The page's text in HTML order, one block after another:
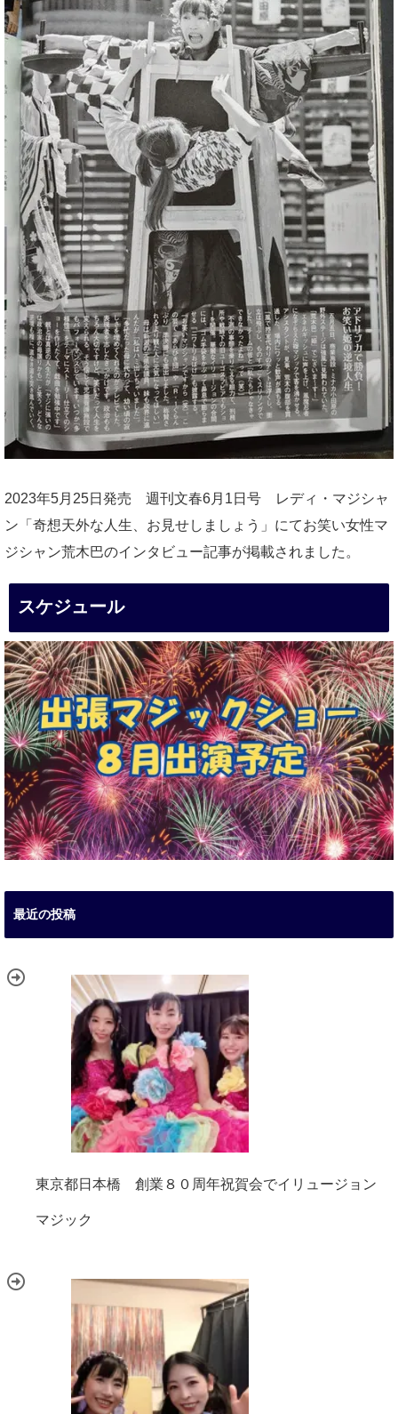
2023年5月25日発売 週刊文春6月1日号 レディ・マジシャ
ン「奇想天外な人生、お見せしましょう」にてお笑い女性マ
ジシャン荒木巴のインタビュー記事が掲載されました。
スケジュール
最近の投稿
東京都日本橋 創業８０周年祝賀会でイリュージョン
マジック